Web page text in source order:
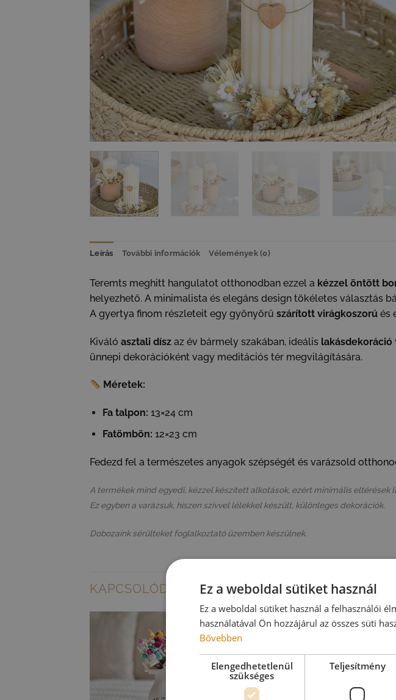
Leírás További információk Vélemények (0)
Teremts meghitt hangulatot otthonodban ezzel a kézzel öntött
helyezhető. A minimalista és elegáns design tökéletes választás
A gyertya finom részleteit egy gyönyörű szárított virágkoszorú és
Kiváló asztali dísz az év bármely szakában, ideális lakásdekoráció
ünnepi dekorációként vagy meditációs tér megvilágítására.
Méretek:
Fa talpon: 13×24 cm
Fatömbön: 12×23 cm
Fedezd fel a természetes anyagok szépségét és varázsold
A termékek mind egyedi, kézzel készített alkotások, ezért minimális eltérések
Ez egyben a varázsuk, hiszen szívvel lélekkel készült, különleges dekorációk.
Dobozaink sérülteket foglalkoztató üzemben készülnek.
KAPCSOLÓDÓ TERMÉKEKEz a weboldal sütiket használ
Ez a weboldal sütiket használ a felhasználói
használatával Ön hozzájárul az összes süti
Bővebben
Elengedhetetlenül
szükséges
Teljesítmény